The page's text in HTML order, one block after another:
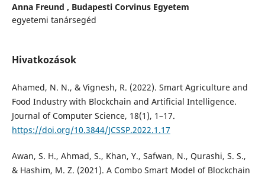
Anna Freund , Budapesti Corvinus Egyetem
egyetemi tanársegéd
Hivatkozások
Ahamed, N. N., & Vignesh, R. (2022). Smart Agriculture and
Food Industry with Blockchain and Artificial Intelligence.
Journal of Computer Science, 18(1), 1–17.
https://doi.org/10.3844/JCSSP.2022.1.17
Awan, S. H., Ahmad, S., Khan, Y., Safwan, N., Qurashi, S. S.,
& Hashim, M. Z. (2021). A Combo Smart Model of Blockchain